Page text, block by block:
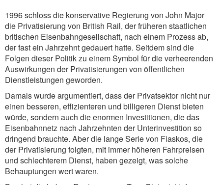
1996 schloss die konservative Regierung von John Major
die Privatisierung von British Rail, der früheren staatlichen
britischen Eisenbahngesellschaft, nach einem Prozess ab,
der fast ein Jahrzehnt gedauert hatte. Seitdem sind die
Folgen dieser Politik zu einem Symbol für die verheerenden
Auswirkungen der Privatisierungen von öffentlichen
Dienstleistungen geworden.
Damals wurde argumentiert, dass der Privatsektor nicht nur
einen besseren, effizienteren und billigeren Dienst bieten
würde, sondern auch die enormen Investitionen, die das
Eisenbahnnetz nach Jahrzehnten der Unterinvestition so
dringend brauchte. Aber die lange Serie von Fiaskos, die
der Privatisierung folgten, mit immer höheren Fahrpreisen
und schlechterem Dienst, haben gezeigt, was solche
Behauptungen wert waren.